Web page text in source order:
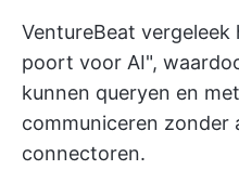
VentureBeat
poort voor AI",
kunnen queryen en
communiceren zonder
connectoren.